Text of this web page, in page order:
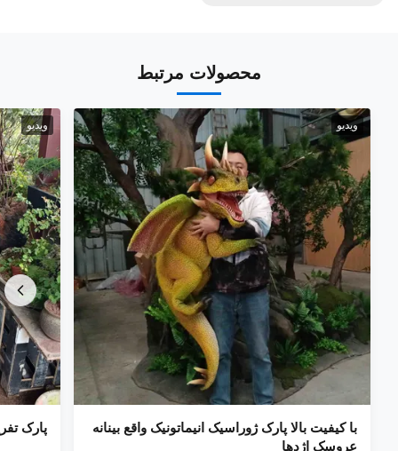
محصولات مرتبط
ویدیو
با کیفیت بالا پارک ژوراسیک انیماتونیک واقع بینانه
عروسک اژدها
ویدیو
پارک